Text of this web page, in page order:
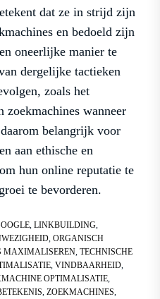
dat ze in strijd zijn
en bedoeld zijn
oneerlijke manier te
dergelijke tactieken
zoals het
zoekmachines wanneer
belangrijk voor
aan ethische en
hun online reputatie te
te bevorderen.
LINKBUILDING
ORGANISCH
MAXIMALISEREN TECHNISCHE
VINDBAARHEID
OPTIMALISATIE
ZOEKMACHINES